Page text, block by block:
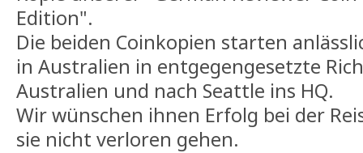
Edition".
Die beiden Coinkopien starten
in Australien in entgegengesetzte
Australien und nach Seattle ins HQ.
Wir wünschen ihnen Erfolg bei der
sie nicht verloren gehen.